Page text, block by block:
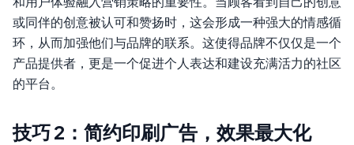
或同伴的创意被认可和赞扬时，这会形成一种强大的情感循
环，从而加强他们与品牌的联系。这使得品牌不仅仅是一个
产品提供者，更是一个促进个人表达和建设充满活力的社区
的平台。
技巧 2：简约印刷广告，效果最大化